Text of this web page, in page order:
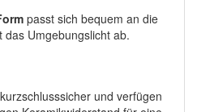
passt sich bequem an die
Umgebungslicht ab.
und verfügen